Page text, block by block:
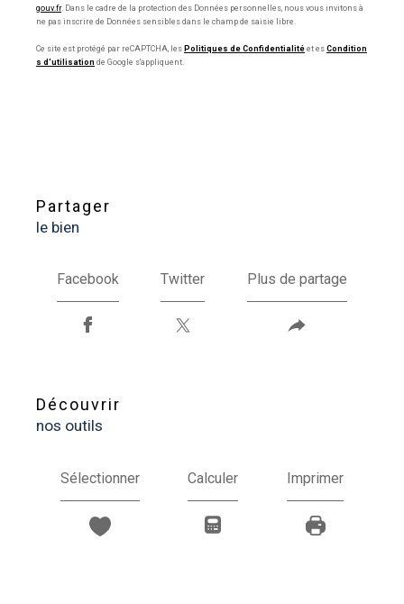
gouv.fr. Dans le cadre de la protection des Données personnelles, nous vous invitons à
ne pas inscrire de Données sensibles dans le champ de saisie libre.
Ce site est protégé par reCAPTCHA, les Politiques de Confidentialité et es Condition
s d'utilisation de Google s'appliquent.
partager
le bien
Facebook Twitter Plus de partage
découvrir
nos outils
Sélectionner Calculer Imprimer